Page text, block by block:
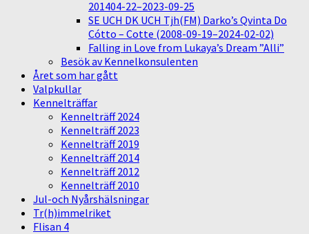
201404-22–2023-09-25
SE UCH DK UCH Tjh(FM) Darko’s Qvinta Do
Cótto – Cotte (2008-09-19–2024-02-02)
Falling in Love from Lukaya’s Dream ”Alli”
Besök av Kennelkonsulenten
Året som har gått
Valpkullar
Kennelträffar
Kennelträff 2024
Kennelträff 2023
Kennelträff 2019
Kennelträff 2014
Kennelträff 2012
Kennelträff 2010
Jul-och Nyårshälsningar
Tr(h)immelriket
Flisan 4